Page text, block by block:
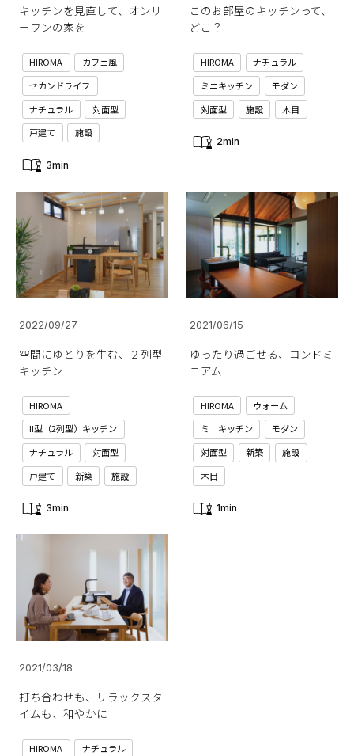
キッチンを見直して、オンリ
ーワンの家を
HIROMA
カフェ風
セカンドライフ
ナチュラル
対面型
戸建て
施設
3min
このお部屋のキッチンって、
どこ？
HIROMA
ナチュラル
ミニキッチン
モダン
対面型
施設 木目
2min
2022/09/27
空間にゆとりを生む、２列型
キッチン
HIROMA
II型（2列型）キッチン
ナチュラル
対面型
戸建て
新築 施設
3min
2021/06/15
ゆったり過ごせる、コンドミ
ニアム
HIROMA
ウォーム
ミニキッチン
モダン
対面型
新築
施設
木目
1min
2021/03/18
打ち合わせも、リラックスタ
イムも、和やかに
HIROMA
ナチュラル